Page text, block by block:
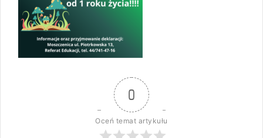
0
Oceń temat artykułu